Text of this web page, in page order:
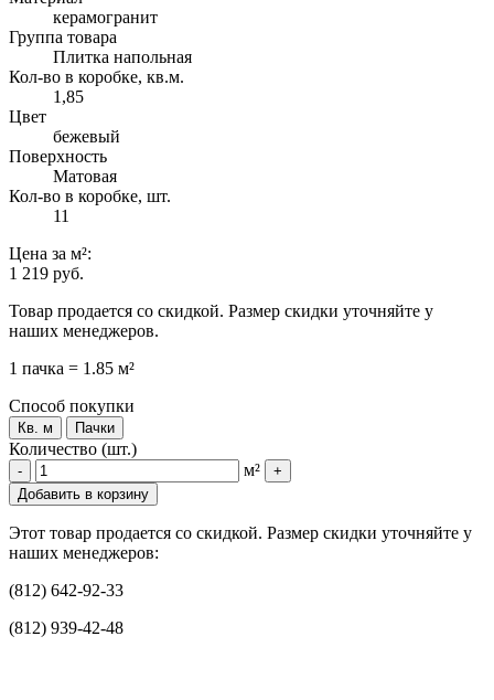
керамогранит
Группа товара
Плитка напольная
Кол-во в коробке, кв.м.
1,85
Цвет
бежевый
Поверхность
Матовая
Кол-во в коробке, шт.
11
Цена за м²:
1 219 руб.
Товар продается со скидкой. Размер скидки уточняйте у
наших менеджеров.
1 пачка = 1.85 м²
Способ покупки
Кв. м Пачки
Количество (шт.)
- м²
+
Добавить в корзину
Этот товар продается со скидкой. Размер скидки уточняйте у
наших менеджеров:
(812) 642-92-33
(812) 939-42-48